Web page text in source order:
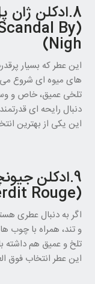
8.ادکلن
By
Nigh)
این عطر که بسیار
های میوه ای شروع می
تلخی عمیق، خاص و
دنبال رایحه ای
این یکی از بهترین
9.ادکلن
(Givenchy Llnterdit Rouge)
اگر به دنبال عطری
و تند، همراه با چوب
تلخ و عمیق هم داشته
این عطر انتخاب فوق